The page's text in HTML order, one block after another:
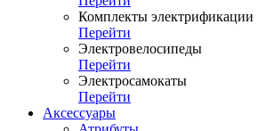
Комплекты электрификации
Перейти
Электровелосипеды
Перейти
Электросамокаты
Перейти
Аксессуары